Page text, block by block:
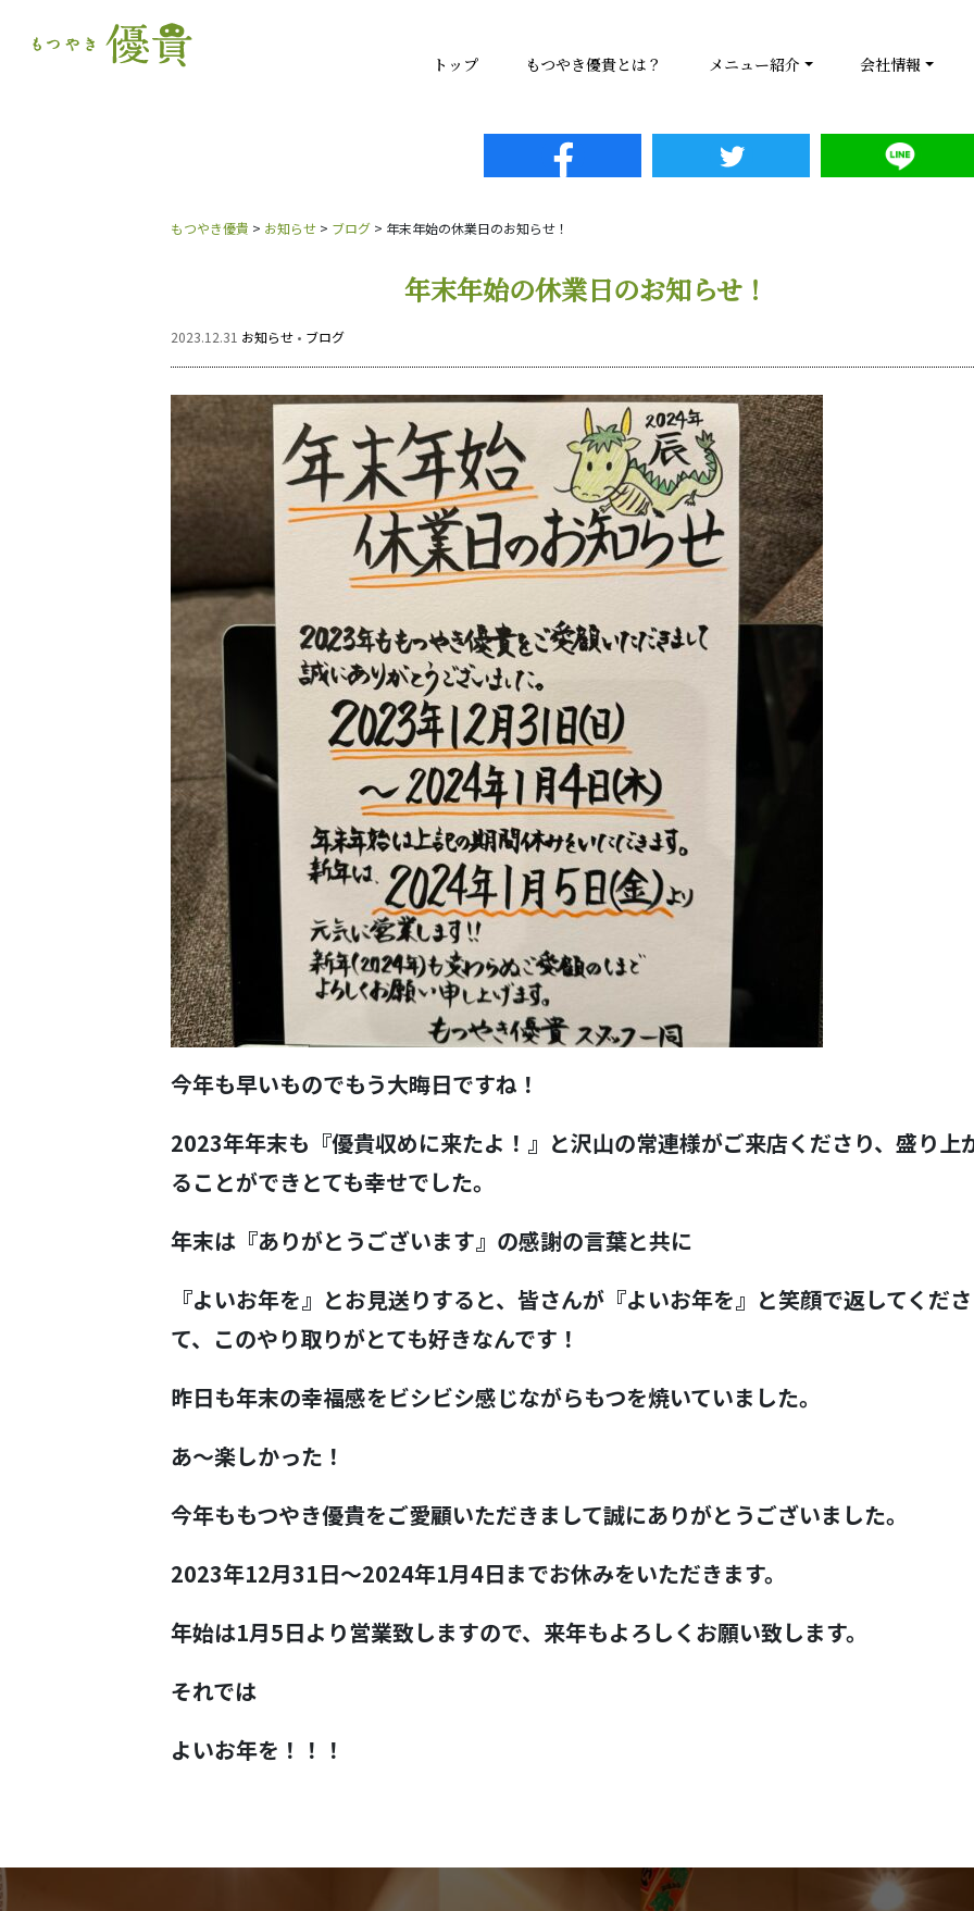
トップ もつやき優貴とは？ メニュー紹介 会社情報
もつやき優貴 > お知らせ > ブログ > 年末年始の休業日のお知らせ！
年末年始の休業日のお知らせ！
2023.12.31 お知らせ • ブログ
今年も早いものでもう大晦日ですね！
2023年年末も『優貴収めに来たよ！』と沢山の常連様がご来店くださり、盛り上
ることができとても幸せでした。
年末は『ありがとうございます』の感謝の言葉と共に
『よいお年を』とお見送りすると、皆さんが『よいお年を』と笑顔で返してくだ
て、このやり取りがとても好きなんです！
昨日も年末の幸福感をビシビシ感じながらもつを焼いていました。
あ～楽しかった！
今年ももつやき優貴をご愛顧いただきまして誠にありがとうございました。
2023年12月31日～2024年1月4日までお休みをいただきます。
年始は1月5日より営業致しますので、来年もよろしくお願い致します。
それでは
よいお年を！！！